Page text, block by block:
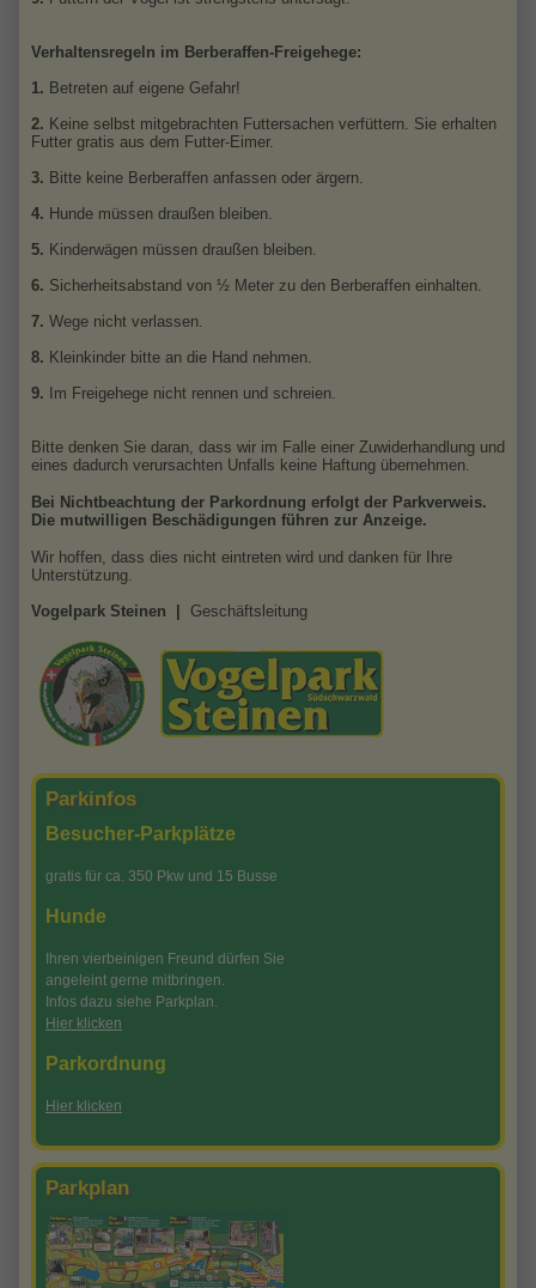
Verhaltensregeln im Berberaffen-Freigehege:
1. Betreten auf eigene Gefahr!
2. Keine selbst mitgebrachten Futtersachen verfüttern. Sie erhalten
Futter gratis aus dem Futter-Eimer.
3. Bitte keine Berberaffen anfassen oder ärgern.
4. Hunde müssen draußen bleiben.
5. Kinderwägen müssen draußen bleiben.
6. Sicherheitsabstand von ½ Meter zu den Berberaffen einhalten.
7. Wege nicht verlassen.
8. Kleinkinder bitte an die Hand nehmen.
9. Im Freigehege nicht rennen und schreien.
Bitte denken Sie daran, dass wir im Falle einer Zuwiderhandlung und
eines dadurch verursachten Unfalls keine Haftung übernehmen.
Bei Nichtbeachtung der Parkordnung erfolgt der Parkverweis.
Die mutwilligen Beschädigungen führen zur Anzeige.
Wir hoffen, dass dies nicht eintreten wird und danken für Ihre
Unterstützung.
Vogelpark Steinen | Geschäftsleitung
Parkinfos
Besucher-Parkplätze
gratis für ca. 350 Pkw und 15 Busse
Hunde
Ihren vierbeinigen Freund dürfen Sie
angeleint gerne mitbringen.
Infos dazu siehe Parkplan.
Hier klicken
Parkordnung
Hier klicken
Parkplan